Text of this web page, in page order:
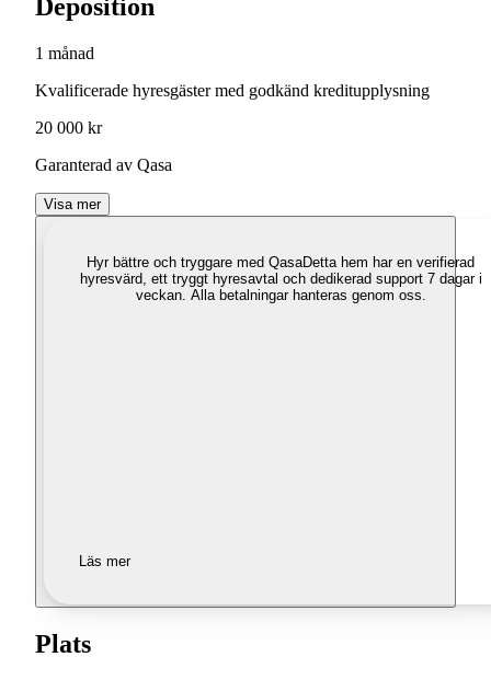
Deposition
1 månad
Kvalificerade hyresgäster med godkänd kreditupplysning
20 000 kr
Garanterad av Qasa
Visa mer
Hyr bättre och tryggare med QasaDetta hem har en verifierad
hyresvärd, ett tryggt hyresavtal och dedikerad support 7 dagar i
veckan. Alla betalningar hanteras genom oss.
Läs mer
Plats